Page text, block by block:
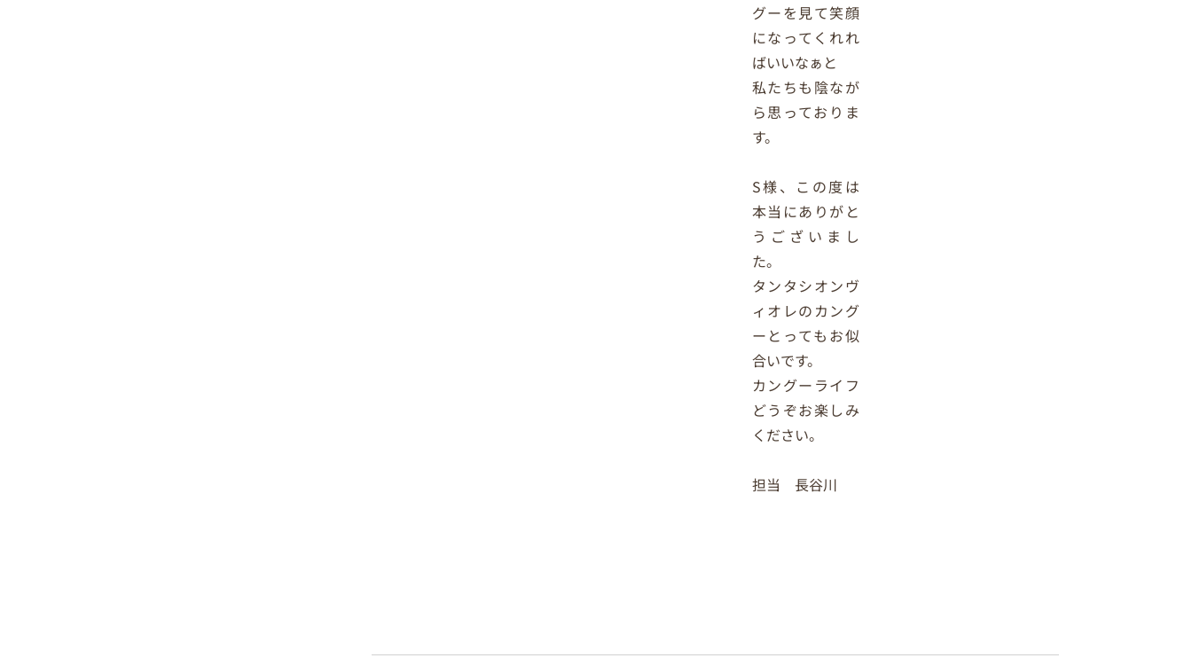
グーを見て笑顔
になってくれれ
ばいいなぁと
私たちも陰なが
ら思っておりま
す。
S様、この度は
本当にありがと
うございまし
た。
タンタシオンヴ
ィオレのカング
ーとってもお似
合いです。
カングーライフ
どうぞお楽しみ
ください。
担当 長谷川